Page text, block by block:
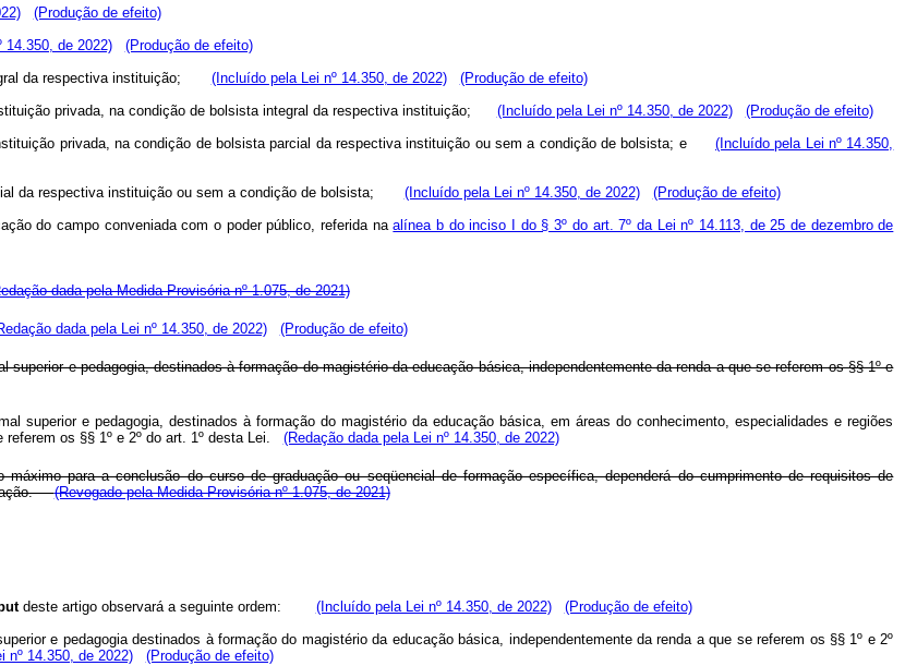
(Produção de efeito)
14.350, de 2022)
(Produção de efeito)
da respectiva instituição; (Incluído pela Lei nº 14.350, de 2022)
(Produção de efeito)
privada, na condição de bolsista integral da respectiva instituição; (Incluído pela Lei nº 14.350, de 2022)
(Produção de efeito)
privada, na condição de bolsista parcial da respectiva instituição ou sem a condição de bolsista; e (Incluído pela Lei nº 14.350,
da respectiva instituição ou sem a condição de bolsista; (Incluído pela Lei nº 14.350, de 2022)
(Produção de efeito)
do campo conveniada com o poder público, referida naalínea b do inciso I do § 3º do art. 7º da Lei nº 14.113, de 25 de dezembro de
dada pela Medida Provisória nº 1.075, de 2021)
dada pela Lei nº 14.350, de 2022) (Produção de efeito)
e pedagogia, destinados à formação do magistério da educação básica, independentemente da renda a que se referem os §§ 1º e
superior e pedagogia, destinados à formação do magistério da educação básica, em áreas do conhecimento, especialidades e regiões
os §§ 1º e 2º do art. 1º desta Lei.
(Redação dada pela Lei nº 14.350, de 2022)
para a conclusão do curso de graduação ou seqüencial de formação específica, dependerá do cumprimento de requisitos de
(Revogado pela Medida Provisória nº 1.075, de 2021)
deste artigo observará a seguinte ordem: (Incluído pela Lei nº 14.350, de 2022)
(Produção de efeito)
e pedagogia destinados à formação do magistério da educação básica, independentemente da renda a que se referem os §§ 1º e 2º
nº 14.350, de 2022)
(Produção de efeito)